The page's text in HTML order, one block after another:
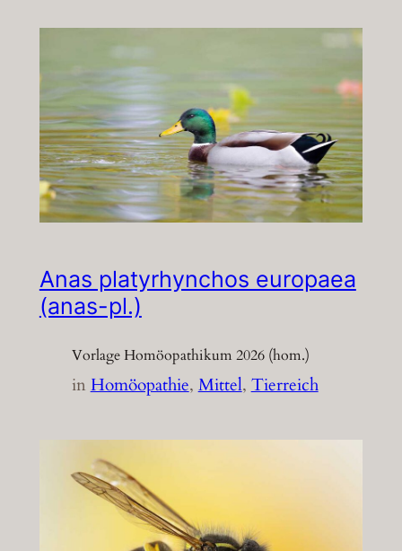
Anas platyrhynchos europaea
(anas-pl.)
Vorlage Homöopathikum 2026 (hom.)
inHomöopathie, Mittel, Tierreich